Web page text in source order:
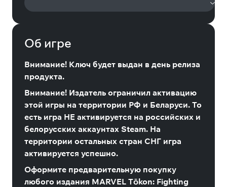
Об игре
Внимание! Ключ будет выдан в день релиза
продукта.
Внимание! Издатель ограничил активацию
этой игры на территории РФ и Беларуси. То
есть игра НЕ активируется на российских и
белорусских аккаунтах Steam. На
территории остальных стран СНГ игра
активируется успешно.
Оформите предварительную покупку
любого издания MARVEL Tōkon: Fighting